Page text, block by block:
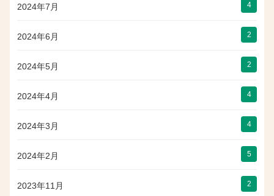
2024年7月 4
2024年6月 2
2024年5月 2
2024年4月 4
2024年3月 4
2024年2月 5
2023年11月 2